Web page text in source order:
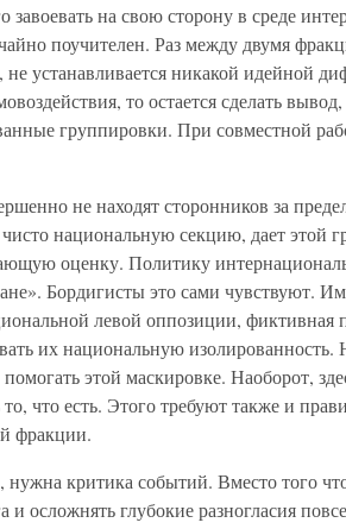
завоевать на свою сторону в среде
поучителен. Раз между двумя
устанавливается никакой идейной
то остается сделать
группировки. При совместной
не находят сторонников за
национальную секцию, дает этой
оценку. Политику
Бордигисты это сами чувствуют.
левой оппозиции, фиктивная
их национальную
этой маскировке. Наоборот,
то, что есть. Этого требуют также и
фракции.
нужна критика событий. Вместо того
и осложнять глубокие разногласия